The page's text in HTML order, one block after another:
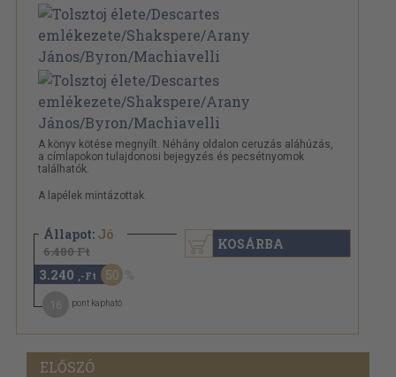
A könyv kötése megnyílt. Néhány oldalon ceruzás aláhúzás,
a címlapokon tulajdonosi bejegyzés és pecsétnyomok
találhatók.
A lapélek mintázottak.
Állapot: Jó
6.480 Ft
3.240 ,-Ft 50
pont kapható
KOSÁRBA
ELŐSZÓ